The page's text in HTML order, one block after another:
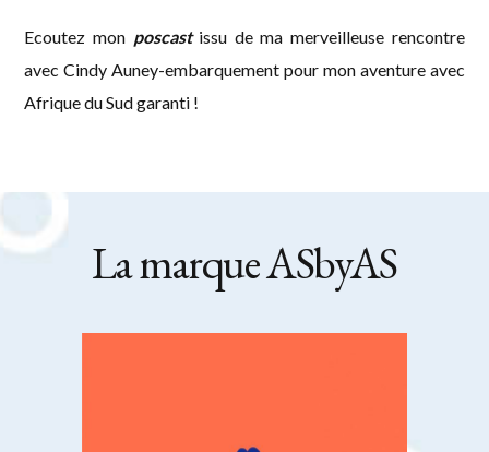
Ecoutez mon poscastissu de ma merveilleuse rencontre
avec Cindy Auney-embarquement pour mon aventure avec
Afrique du Sud garanti !
La marque ASbyAS